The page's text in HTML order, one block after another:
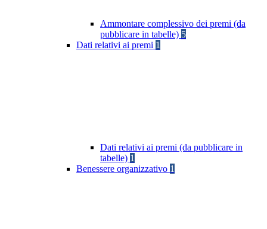
Ammontare complessivo dei premi (da
pubblicare in tabelle) 5
Dati relativi ai premi 1
Dati relativi ai premi (da pubblicare in
tabelle) 1
Benessere organizzativo 1